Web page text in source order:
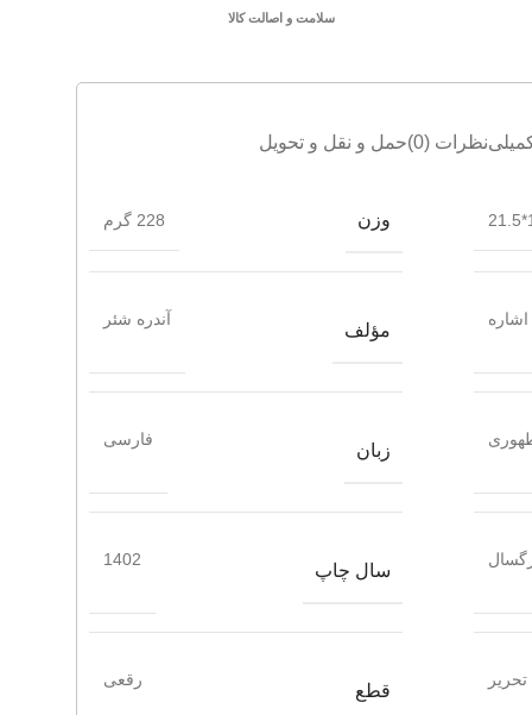
سلامت و اصالت کالا
نظرات (0) حمل و نقل و تحویل
وزن 228 گرم
اشاره
مؤلف
آندره شئر
زبان
فارسی
سال چاپ
1402
تحریر
قطع
رقعی